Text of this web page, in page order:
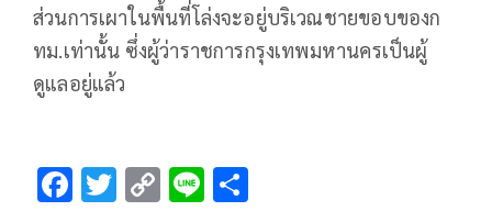
ส่วนการเผาในพื้นที่โล่งจะอยู่บริเวณชายขอบของก
ทม.เท่านั้น ซึ่งผู้ว่าราชการกรุงเทพมหานครเป็นผู้
ดูแลอยู่แล้ว
F T C Li